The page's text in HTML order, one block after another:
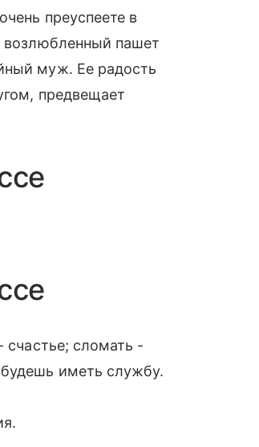
преуспеете в
возлюбленный пашет
муж. Ее радость
предвещает
счастье; сломать -
иметь службу.